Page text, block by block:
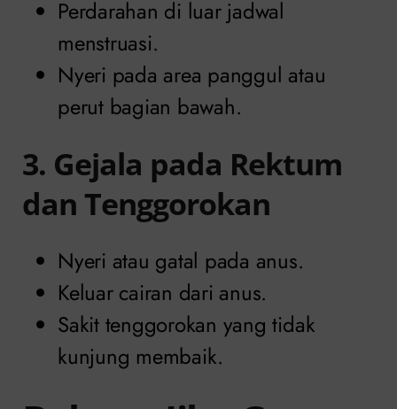
Perdarahan di luar jadwal
menstruasi.
Nyeri pada area panggul atau
perut bagian bawah.
3. Gejala pada Rektum
dan Tenggorokan
Nyeri atau gatal pada anus.
Keluar cairan dari anus.
Sakit tenggorokan yang tidak
kunjung membaik.